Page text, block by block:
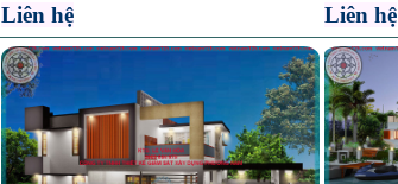
Liên hệ Liên hệ